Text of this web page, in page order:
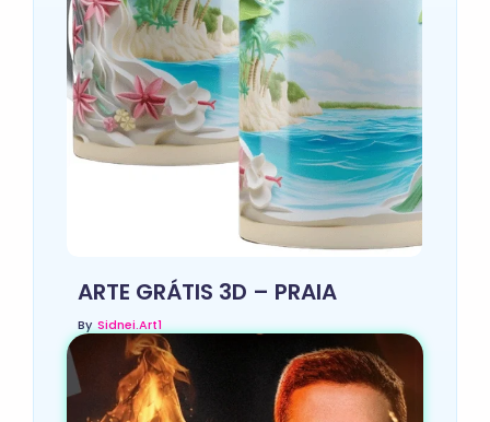
ARTE GRÁTIS 3D – PRAIA
By Sidnei.art1